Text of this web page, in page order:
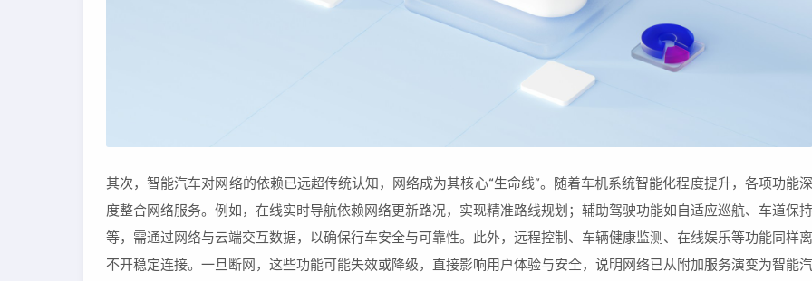
其次，智能汽车对网络的依赖已远超传统认知，网络成为其核心“生命线”。随着车机系统智能化程度提升，各项功能深
度整合网络服务。例如，在线实时导航依赖网络更新路况，实现精准路线规划；辅助驾驶功能如自适应巡航、车道保持
等，需通过网络与云端交互数据，以确保行车安全与可靠性。此外，远程控制、车辆健康监测、在线娱乐等功能同样离
不开稳定连接。一旦断网，这些功能可能失效或降级，直接影响用户体验与安全，说明网络已从附加服务演变为智能汽